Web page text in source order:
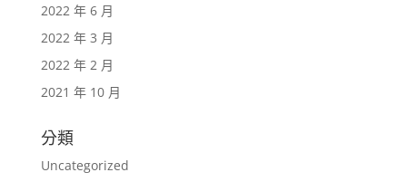
2022 年 6 月
2022 年 3 月
2022 年 2 月
2021 年 10 月
分類
Uncategorized